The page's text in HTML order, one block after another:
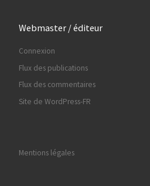
Webmaster / éditeur
Connexion
Flux des publications
Flux des commentaires
Site de WordPress-FR
Mentions légales